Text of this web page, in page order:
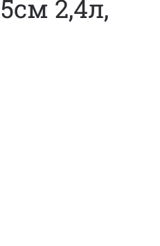
2,4л,